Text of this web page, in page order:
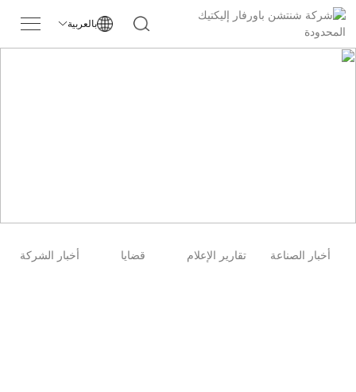
بالعربية
أخبار الصناعة تقارير الإعلام قضايا أخبار الشركة